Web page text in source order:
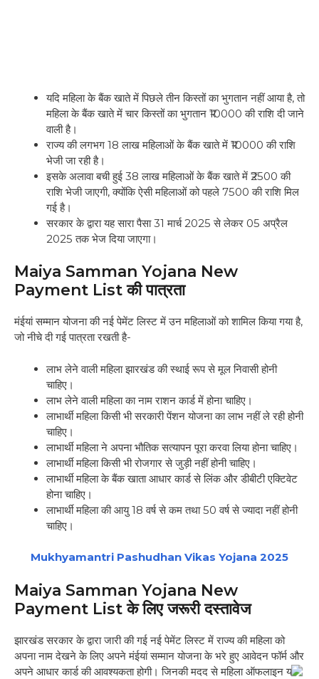
यदि महिला के बैंक खाते में पिछले तीन किस्तों का भुगतान नहीं आया है, तो
महिला के बैंक खाते में चार किस्तों का भुगतान ₹10000 की राशि दी जाने
वाली है।
राज्य की लगभग 18 लाख महिलाओं के बैंक खाते में ₹10000 की राशि
भेजी जा रही है।
इसके अलावा बची हुई 38 लाख महिलाओं के बैंक खाते में ₹2500 की
राशि भेजी जाएगी, क्योंकि ऐसी महिलाओं को पहले 7500 की राशि मिल
गई है।
सरकार के द्वारा यह सारा पैसा 31 मार्च 2025 से लेकर 05 अप्रैल
2025 तक भेज दिया जाएगा।
Maiya Samman Yojana New
Payment List की पात्रता
मंईयां सम्मान योजना की नई पेमेंट लिस्ट में उन महिलाओं को शामिल किया गया है,
जो नीचे दी गई पात्रता रखती है-
लाभ लेने वाली महिला झारखंड की स्थाई रूप से मूल निवासी होनी
चाहिए।
लाभ लेने वाली महिला का नाम राशन कार्ड में होना चाहिए।
लाभार्थी महिला किसी भी सरकारी पेंशन योजना का लाभ नहीं ले रही होनी
चाहिए।
लाभार्थी महिला ने अपना भौतिक सत्यापन पूरा करवा लिया होना चाहिए।
लाभार्थी महिला किसी भी रोजगार से जुड़ी नहीं होनी चाहिए।
लाभार्थी महिला के बैंक खाता आधार कार्ड से लिंक और डीबीटी एक्टिवेट
होना चाहिए।
लाभार्थी महिला की आयु 18 वर्ष से कम तथा 50 वर्ष से ज्यादा नहीं होनी
चाहिए।
Mukhyamantri Pashudhan Vikas Yojana 2025
Maiya Samman Yojana New
Payment List के लिए जरूरी दस्तावेज
झारखंड सरकार के द्वारा जारी की गई नई पेमेंट लिस्ट में राज्य की महिला को
अपना नाम देखने के लिए अपने मंईयां सम्मान योजना के भरे हुए आवेदन फॉर्म और
अपने आधार कार्ड की आवश्यकता होगी। जिनकी मदद से महिला ऑफलाइन या